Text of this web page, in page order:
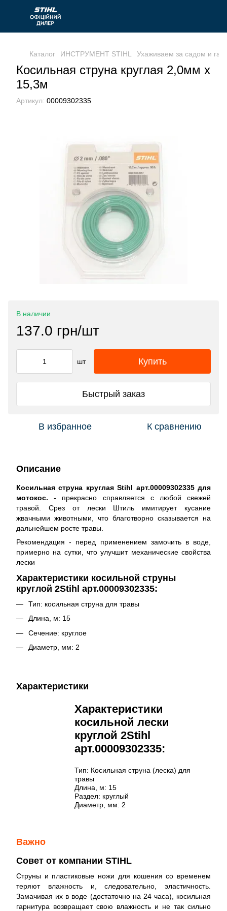
Каталог ИНСТРУМЕНТ STIHL Ухаживаем за садом и
Косильная струна круглая 2,0мм х
15,3м
Артикул: 00009302335
В наличии
137.0 грн/шт
шт Купить
Быстрый заказ
В избранное К сравнению
Описание
Косильная струна круглая Stihl арт.00009302335 для
мотокос. - прекрасно справляется с любой свежей
травой. Срез от лески Штиль имитирует кусание
жвачными животными, что благотворно сказывается на
дальнейшем росте травы.
Рекомендация - перед применением замочить в воде,
примерно на сутки, что улучшит механические свойства
лески
Характеристики косильной струны
круглой 2Stihl арт.00009302335:
Тип: косильная струна для травы
Длина, м: 15
Сечение: круглое
Диаметр, мм: 2
Характеристики
Характеристики
косильной лески
круглой 2Stihl
арт.00009302335:
Тип: Косильная струна (леска) для
травы
Длина, м: 15
Раздел: круглый
Диаметр, мм: 2
Важно
Совет от компании STIHL
Струны и пластиковые ножи для кошения со временем
теряют влажность и, следовательно, эластичность.
Замачивая их в воде (достаточно на 24 часа), косильная
гарнитура возвращает свою влажность и не так сильно